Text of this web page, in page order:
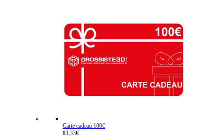
Carte cadeau 100€
83,33€